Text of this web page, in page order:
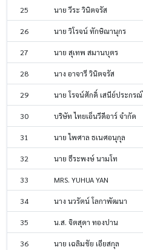
25 นาย วีระ วินิตจรัส
26 นาย วิโรจน์ ทักษิณานุกร
27 นาย สุเทพ สมานบุตร
28 นาง อาจารี วินิตจรัส
29 นาย โรจน์ศักดิ์ เสนีย์ประกรณ์
30 บริษัท ไทยเอ็นวีดีอาร์ จำกัด
31 นาย ไพศาล ธเนศอนุกุล
32 นาย ธีระพงษ์ นามโท
33 MRS. YUHUA YAN
34 นาง นวรัตน์ โลกาพัฒนา
35 น.ส. จิตสุดา ทองปาน
36 นาย เฉลิมชัย เอียสกุล